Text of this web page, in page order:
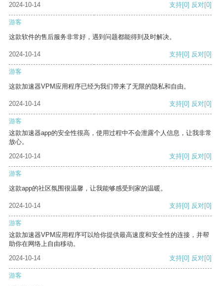
2024-10-14
支持[0] 反对[0]
游客
这款软件的售后服务非常好，遇到问题都能得到及时解决。
2024-10-14 支持[0] 反对[0]
游客
这款加速器VPM应用程序已经为我们带来了无限的隐私和自由。
2024-10-14 支持[0] 反对[0]
游客
这款加速器app的安全性很高，使用过程中不会泄露个人信息，让我非常
放心。
2024-10-14
支持[0] 反对[0]
游客
这款app的社区氛围很温馨，让我能够感受到家的温暖。
2024-10-14 支持[0] 反对[0]
游客
这款加速器VPM应用程序可以给你提供最高速度和安全性的连接，并帮
助你在网络上自由移动。
2024-10-14
支持[0] 反对[0]
游客